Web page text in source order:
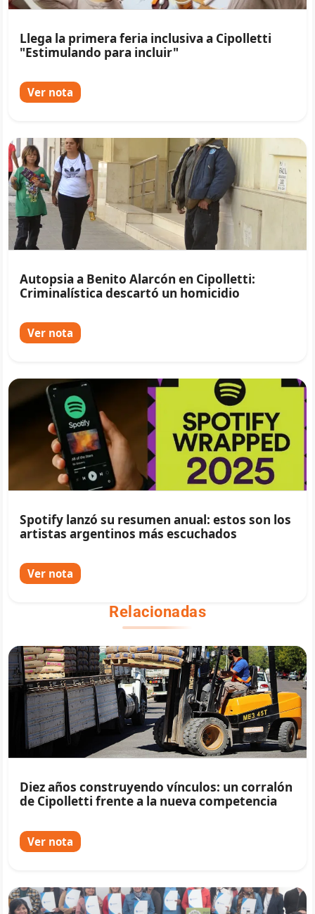
Llega la primera feria inclusiva a Cipolletti
"Estimulando para incluir"
Ver nota
Autopsia a Benito Alarcón en Cipolletti:
Criminalística descartó un homicidio
Ver nota
Spotify lanzó su resumen anual: estos son los
artistas argentinos más escuchados
Ver nota
Relacionadas
Diez años construyendo vínculos: un corralón
de Cipolletti frente a la nueva competencia
Ver nota